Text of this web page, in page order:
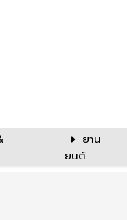
ยาน
ยนต์